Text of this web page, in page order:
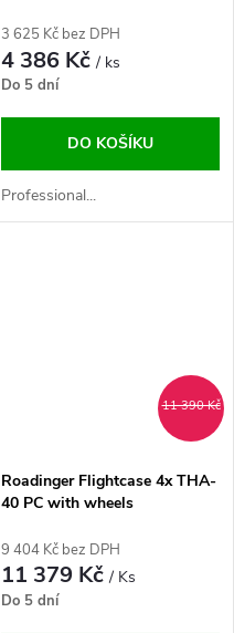
3 625 Kč bez DPH
4 386 Kč/ ks
Do 5 dní
DO KOŠÍKU
Professional...
11 390 Kč
Roadinger Flightcase 4x THA-
40 PC with wheels
9 404 Kč bez DPH
11 379 Kč/ Ks
Do 5 dní